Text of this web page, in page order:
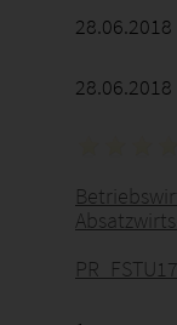
28.06.2018
PR_FSTU17